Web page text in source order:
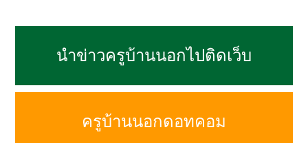
นำข่าวครูบ้านนอกไปติดเว็บ
ครูบ้านนอกดอทคอม